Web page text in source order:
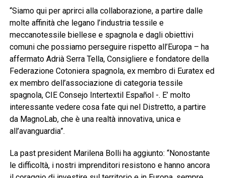
“Siamo qui per aprirci alla collaborazione, a partire dalle
molte affinità che legano l’industria tessile e
meccanotessile biellese e spagnola e dagli obiettivi
comuni che possiamo perseguire rispetto all’Europa – ha
affermato Adrià Serra Tella, Consigliere e fondatore della
Federazione Cotoniera spagnola, ex membro di Euratex ed
ex membro dell’associazione di categoria tessile
spagnola, CIE Consejo Intertextil Español -. E’ molto
interessante vedere cosa fate qui nel Distretto, a partire
da MagnoLab, che è una realtà innovativa, unica e
all’avanguardia”.
La past president Marilena Bolli ha aggiunto: “Nonostante
le difficoltà, i nostri imprenditori resistono e hanno ancora